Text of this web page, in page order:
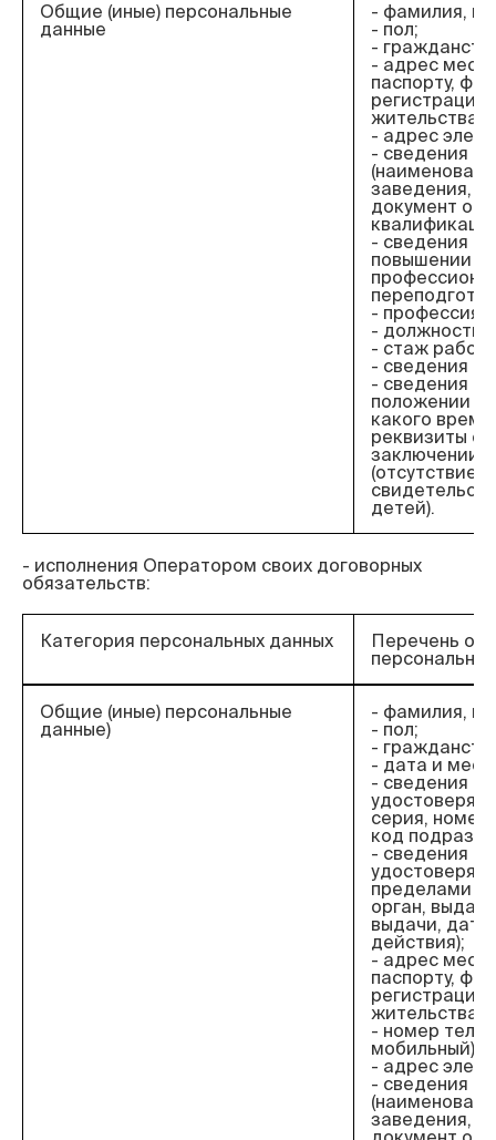
Общие (иные) персональные
данные
- фамилия,
- пол;
-
- адрес
паспорту,
регистрации
жительства;
- адрес
- сведения
заведения,
документ об
- сведения
повышении
- профессия;
- должность;
- стаж
- сведения о
- сведения о
положении
какого
реквизиты
заключении
(отсутствие)
детей).
- исполнения Оператором своих договорных
Категория персональных данных
Перечень
Общие (иные) персональные
данные)
- фамилия,
- пол;
-
- дата и
- сведения о
серия,
код
- сведения о
пределами
орган,
выдачи, дата
действия);
- адрес
паспорту,
регистрации
жительства;
- номер
мобильный);
- адрес
- сведения
заведения,